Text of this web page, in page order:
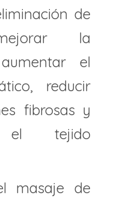
de
la
el
reducir
fibrosas y
el tejido
masaje de